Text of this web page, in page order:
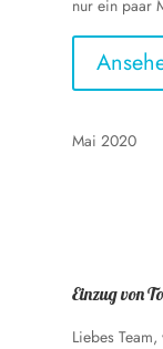
nur ein paar
Mai 2020
Einzug von
Liebes